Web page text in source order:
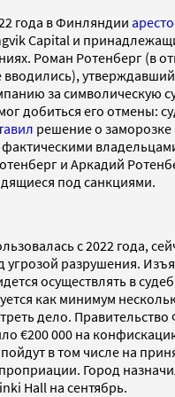
года в Финляндии
Capital и
Роман Ротенберг (в
за символическую
добиться его отмены:
решение о заморозке
фактическими
и Аркадий
под санкциями.
с 2022 года,
угрозой разрушения.
осуществлять в
как минимум
дело.
€200 000 на
в том числе на
Город
Hall на сентябрь.